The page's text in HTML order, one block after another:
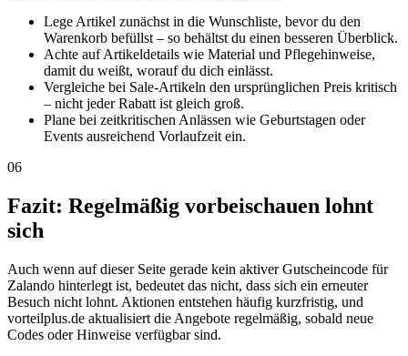
Lege Artikel zunächst in die Wunschliste, bevor du den
Warenkorb befüllst – so behältst du einen besseren Überblick.
Achte auf Artikeldetails wie Material und Pflegehinweise,
damit du weißt, worauf du dich einlässt.
Vergleiche bei Sale-Artikeln den ursprünglichen Preis kritisch
– nicht jeder Rabatt ist gleich groß.
Plane bei zeitkritischen Anlässen wie Geburtstagen oder
Events ausreichend Vorlaufzeit ein.
06
Fazit: Regelmäßig vorbeischauen lohnt
sich
Auch wenn auf dieser Seite gerade kein aktiver Gutscheincode für
Zalando hinterlegt ist, bedeutet das nicht, dass sich ein erneuter
Besuch nicht lohnt. Aktionen entstehen häufig kurzfristig, und
vorteilplus.de aktualisiert die Angebote regelmäßig, sobald neue
Codes oder Hinweise verfügbar sind.